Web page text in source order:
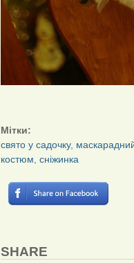
Мітки:
свято у садочку,
костюм сніжинка
SHARE